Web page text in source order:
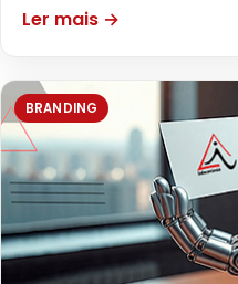
Ler mais →
BRANDING